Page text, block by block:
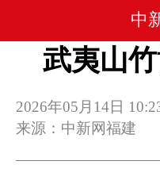
中
武夷山
2026年05月14日
来源：中新网福建